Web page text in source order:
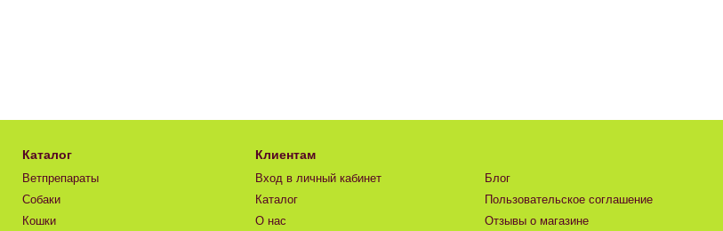
Каталог
Ветпрепараты
Собаки
Кошки
Клиентам
Вход в личный кабинет
Каталог
О нас
Блог
Пользовательское соглашение
Отзывы о магазине